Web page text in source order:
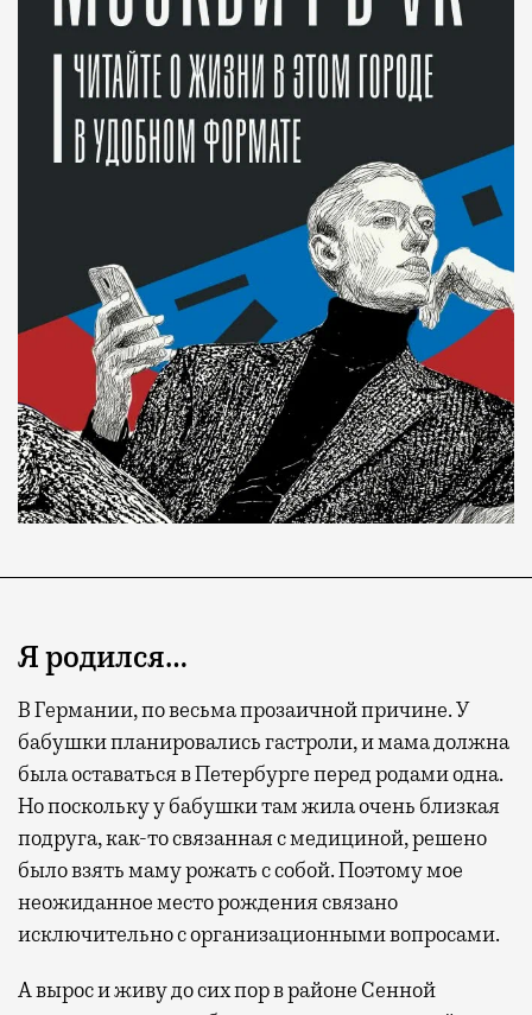
Я родился…
В Германии, по весьма прозаичной причине. У
бабушки планировались гастроли, и мама должна
была оставаться в Петербурге перед родами одна.
Но поскольку у бабушки там жила очень близкая
подруга, как-то связанная с медициной, решено
было взять маму рожать с собой. Поэтому мое
неожиданное место рождения связано
исключительно с организационными вопросами.
А вырос и живу до сих пор в районе Сенной